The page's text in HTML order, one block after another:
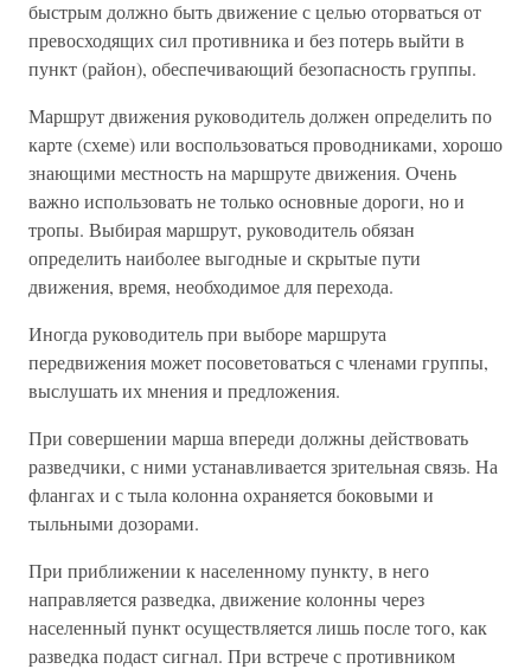
быстрым должно быть движение с целью оторваться от
превосходящих сил противника и без потерь выйти в
пункт (район), обеспечивающий безопасность группы.
Маршрут движения руководитель должен определить по
карте (схеме) или воспользоваться проводниками, хорошо
знающими местность на маршруте движения. Очень
важно использовать не только основные дороги, но и
тропы. Выбирая маршрут, руководитель обязан
определить наиболее выгодные и скрытые пути
движения, время, необходимое для перехода.
Иногда руководитель при выборе маршрута
передвижения может посоветоваться с членами группы,
выслушать их мнения и предложения.
При совершении марша впереди должны действовать
разведчики, с ними устанавливается зрительная связь. На
флангах и с тыла колонна охраняется боковыми и
тыльными дозорами.
При приближении к населенному пункту, в него
направляется разведка, движение колонны через
населенный пункт осуществляется лишь после того, как
разведка подаст сигнал. При встрече с противником